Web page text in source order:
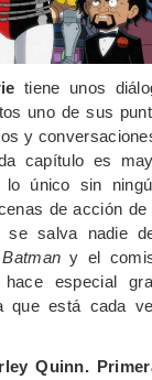
tiene unos
uno de sus
y
capítulo es
lo único sin
de acción
se salva nadie
Batman y el
especial
que está cada
Quinn.